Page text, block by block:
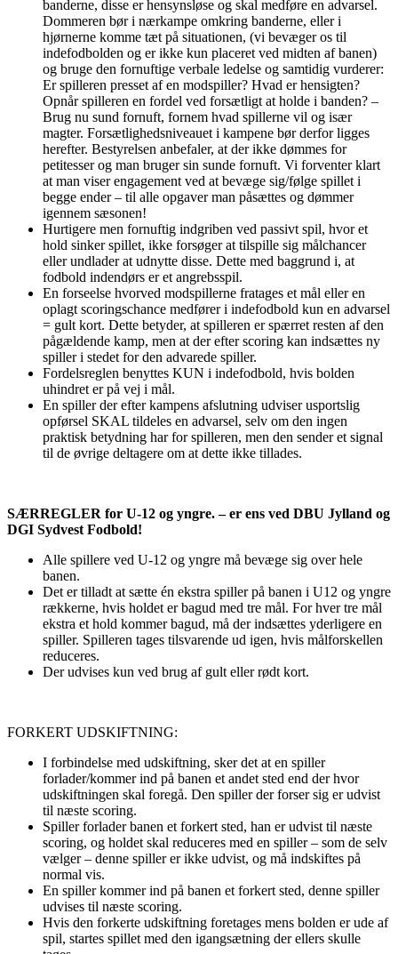
banderne, disse er hensynsløse og skal medføre en advarsel.
Dommeren bør i nærkampe omkring banderne, eller i
hjørnerne komme tæt på situationen, (vi bevæger os til
indefodbolden og er ikke kun placeret ved midten af banen)
og bruge den fornuftige verbale ledelse og samtidig vurderer:
Er spilleren presset af en modspiller? Hvad er hensigten?
Opnår spilleren en fordel ved forsætligt at holde i banden? –
Brug nu sund fornuft, fornem hvad spillerne vil og især
magter. Forsætlighedsniveauet i kampene bør derfor ligges
herefter. Bestyrelsen anbefaler, at der ikke dømmes for
petitesser og man bruger sin sunde fornuft. Vi forventer klart
at man viser engagement ved at bevæge sig/følge spillet i
begge ender – til alle opgaver man påsættes og dømmer
igennem sæsonen!
Hurtigere men fornuftig indgriben ved passivt spil, hvor et
hold sinker spillet, ikke forsøger at tilspille sig målchancer
eller undlader at udnytte disse. Dette med baggrund i, at
fodbold indendørs er et angrebsspil.
En forseelse hvorved modspillerne fratages et mål eller en
oplagt scoringschance medfører i indefodbold kun en advarsel
= gult kort. Dette betyder, at spilleren er spærret resten af den
pågældende kamp, men at der efter scoring kan indsættes ny
spiller i stedet for den advarede spiller.
Fordelsreglen benyttes KUN i indefodbold, hvis bolden
uhindret er på vej i mål.
En spiller der efter kampens afslutning udviser usportslig
opførsel SKAL tildeles en advarsel, selv om den ingen
praktisk betydning har for spilleren, men den sender et signal
til de øvrige deltagere om at dette ikke tillades.
SÆRREGLER for U-12 og yngre. – er ens ved DBU Jylland og
DGI Sydvest Fodbold!
Alle spillere ved U-12 og yngre må bevæge sig over hele
banen.
Det er tilladt at sætte én ekstra spiller på banen i U12 og yngre
rækkerne, hvis holdet er bagud med tre mål. For hver tre mål
ekstra et hold kommer bagud, må der indsættes yderligere en
spiller. Spilleren tages tilsvarende ud igen, hvis målforskellen
reduceres.
Der udvises kun ved brug af gult eller rødt kort.
FORKERT UDSKIFTNING:
I forbindelse med udskiftning, sker det at en spiller
forlader/kommer ind på banen et andet sted end der hvor
udskiftningen skal foregå. Den spiller der forser sig er udvist
til næste scoring.
Spiller forlader banen et forkert sted, han er udvist til næste
scoring, og holdet skal reduceres med en spiller – som de selv
vælger – denne spiller er ikke udvist, og må indskiftes på
normal vis.
En spiller kommer ind på banen et forkert sted, denne spiller
udvises til næste scoring.
Hvis den forkerte udskiftning foretages mens bolden er ude af
spil, startes spillet med den igangsætning der ellers skulle